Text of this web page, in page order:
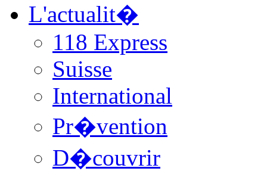
L'actualit�
118 Express
Suisse
International
Pr�vention
D�couvrir